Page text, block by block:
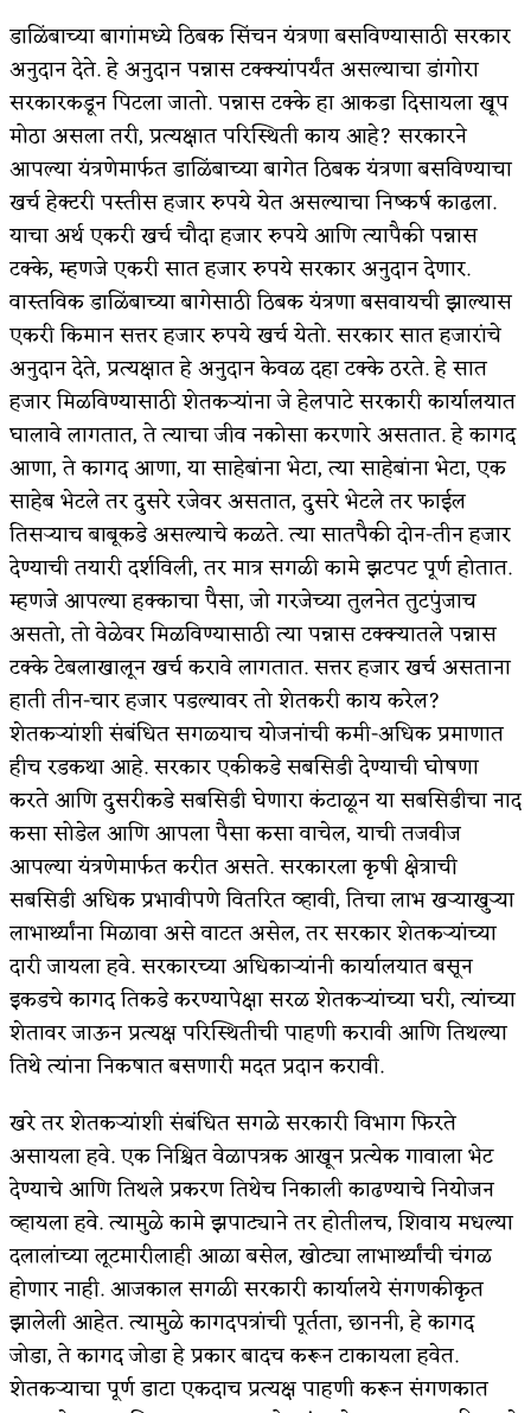
डाळिंबाच्या बागांमध्ये ठिबक सिंचन यंत्रणा बसविण्यासाठी सरकार
अनुदान देते. हे अनुदान पन्नास टक्क्यांपर्यंत असल्याचा डांगोरा
सरकारकडून पिटला जातो. पन्नास टक्के हा आकडा दिसायला खूप
मोठा असला तरी, प्रत्यक्षात परिस्थिती काय आहे? सरकारने
आपल्या यंत्रणेमार्फत डाळिंबाच्या बागेत ठिबक यंत्रणा बसविण्याचा
खर्च हेक्टरी पस्तीस हजार रुपये येत असल्याचा निष्कर्ष काढला.
याचा अर्थ एकरी खर्च चौदा हजार रुपये आणि त्यापैकी पन्नास
टक्के, म्हणजे एकरी सात हजार रुपये सरकार अनुदान देणार.
वास्तविक डाळिंबाच्या बागेसाठी ठिबक यंत्रणा बसवायची झाल्यास
एकरी किमान सत्तर हजार रुपये खर्च येतो. सरकार सात हजारांचे
अनुदान देते, प्रत्यक्षात हे अनुदान केवळ दहा टक्के ठरते. हे सात
हजार मिळविण्यासाठी शेतकर्‍यांना जे हेलपाटे सरकारी कार्यालयात
घालावे लागतात, ते त्याचा जीव नकोसा करणारे असतात. हे कागद
आणा, ते कागद आणा, या साहेबांना भेटा, त्या साहेबांना भेटा, एक
साहेब भेटले तर दुसरे रजेवर असतात, दुसरे भेटले तर फाईल
तिसर्‍याच बाबूकडे असल्याचे कळते. त्या सातपैकी दोन-तीन हजार
देण्याची तयारी दर्शविली, तर मात्र सगळी कामे झटपट पूर्ण होतात.
म्हणजे आपल्या हक्काचा पैसा, जो गरजेच्या तुलनेत तुटपुंजाच
असतो, तो वेळेवर मिळविण्यासाठी त्या पन्नास टक्क्यातले पन्नास
टक्के टेबलाखालून खर्च करावे लागतात. सत्तर हजार खर्च असताना
हाती तीन-चार हजार पडल्यावर तो शेतकरी काय करेल?
शेतकर्‍यांशी संबंधित सगळ्याच योजनांची कमी-अधिक प्रमाणात
हीच रडकथा आहे. सरकार एकीकडे सबसिडी देण्याची घोषणा
करते आणि दुसरीकडे सबसिडी घेणारा कंटाळून या सबसिडीचा नाद
कसा सोडेल आणि आपला पैसा कसा वाचेल, याची तजवीज
आपल्या यंत्रणेमार्फत करीत असते. सरकारला कृषी क्षेत्राची
सबसिडी अधिक प्रभावीपणे वितरित व्हावी, तिचा लाभ खर्‍याखुर्‍या
लाभार्थ्यांना मिळावा असे वाटत असेल, तर सरकार शेतकर्‍यांच्या
दारी जायला हवे. सरकारच्या अधिकार्‍यांनी कार्यालयात बसून
इकडचे कागद तिकडे करण्यापेक्षा सरळ शेतकर्‍यांच्या घरी, त्यांच्या
शेतावर जाऊन प्रत्यक्ष परिस्थितीची पाहणी करावी आणि तिथल्या
तिथे त्यांना निकषात बसणारी मदत प्रदान करावी.
खरे तर शेतकर्‍यांशी संबंधित सगळे सरकारी विभाग फिरते
असायला हवे. एक निश्चित वेळापत्रक आखून प्रत्येक गावाला भेट
देण्याचे आणि तिथले प्रकरण तिथेच निकाली काढण्याचे नियोजन
व्हायला हवे. त्यामुळे कामे झपाट्याने तर होतीलच, शिवाय मधल्या
दलालांच्या लूटमारीलाही आळा बसेल, खोट्या लाभार्थ्यांची चंगळ
होणार नाही. आजकाल सगळी सरकारी कार्यालये संगणकीकृत
झालेली आहेत. त्यामुळे कागदपत्रांची पूर्तता, छाननी, हे कागद
जोडा, ते कागद जोडा हे प्रकार बादच करून टाकायला हवेत.
शेतकर्‍याचा पूर्ण डाटा एकदाच प्रत्यक्ष पाहणी करून संगणकात